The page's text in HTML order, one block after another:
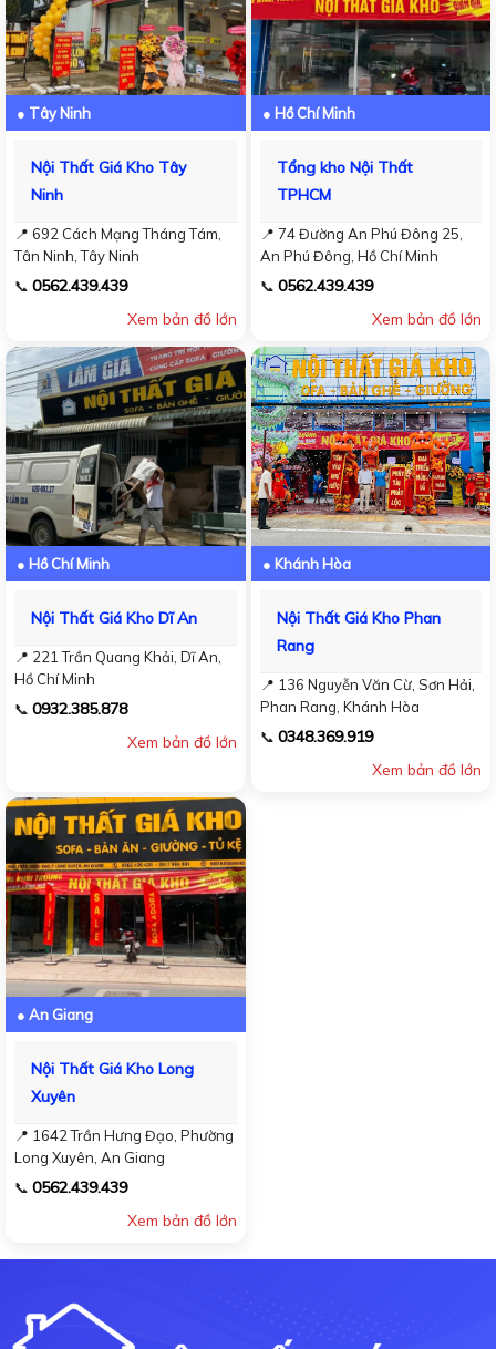
● Tây Ninh
Nội Thất Giá Kho Tây
Ninh
📍 692 Cách Mạng Tháng Tám,
Tân Ninh, Tây Ninh
📞 0562.439.439
Xem bản đồ lớn
● Hồ Chí Minh
Tổng kho Nội Thất
TPHCM
📍 74 Đường An Phú Đông 25,
An Phú Đông, Hồ Chí Minh
📞 0562.439.439
Xem bản đồ lớn
● Hồ Chí Minh
Nội Thất Giá Kho Dĩ An
📍 221 Trần Quang Khải, Dĩ An,
Hồ Chí Minh
📞 0932.385.878
Xem bản đồ lớn
● Khánh Hòa
Nội Thất Giá Kho Phan
Rang
📍 136 Nguyễn Văn Cừ, Sơn Hải,
Phan Rang, Khánh Hòa
📞 0348.369.919
Xem bản đồ lớn
● An Giang
Nội Thất Giá Kho Long
Xuyên
📍 1642 Trần Hưng Đạo, Phường
Long Xuyên, An Giang
📞 0562.439.439
Xem bản đồ lớn